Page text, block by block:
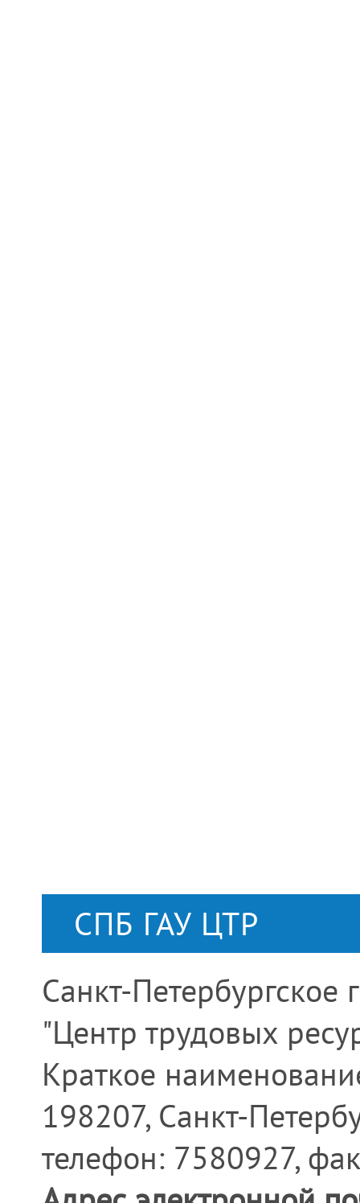
СПБ ГАУ ЦТР
Санкт-
"Центр трудовых
Краткое
198207, Санкт-
телефон: 7580927,